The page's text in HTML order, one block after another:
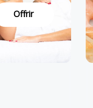
Offrir